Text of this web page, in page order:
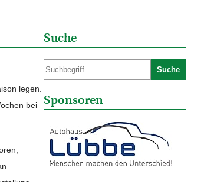
legen.
bei
Suche
Suche
Sponsoren